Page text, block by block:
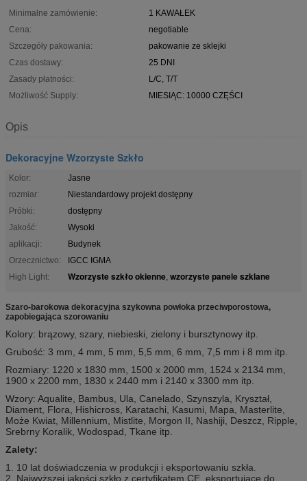
Minimalne zamówienie:
1 KAWAŁEK
Cena:
negotiable
Szczegóły pakowania:
pakowanie ze sklejki
Czas dostawy:
25 DNI
Zasady płatności:
L/C, T/T
Możliwość Supply:
MIESIĄC: 10000 CZĘŚCI
Opis
Dekoracyjne Wzorzyste Szkło
Kolor:
Jasne
rozmiar:
Niestandardowy projekt dostępny
Próbki:
dostępny
Jakość:
Wysoki
aplikacji:
Budynek
Orzecznictwo:
IGCC IGMA
High Light:
Wzorzyste szkło okienne, wzorzyste panele szklane
Szaro-barokowa dekoracyjna szykowna powłoka przeciwporostowa,
zapobiegająca szorowaniu
Kolory: brązowy, szary, niebieski, zielony i bursztynowy itp.
Grubość: 3 mm, 4 mm, 5 mm, 5,5 mm, 6 mm, 7,5 mm i 8 mm itp.
Rozmiary: 1220 x 1830 mm, 1500 x 2000 mm, 1524 x 2134 mm,
1900 x 2200 mm, 1830 x 2440 mm i 2140 x 3300 mm itp.
Wzory: Aqualite, Bambus, Ula, Canelado, Szynszyla, Kryształ,
Diament, Flora, Hishicross, Karatachi, Kasumi, Mapa, Masterlite,
Może Kwiat, Millennium, Mistlite, Morgon II, Nashiji, Deszcz, Ripple,
Srebrny Koralik, Wodospad, Tkane itp.
Zalety:
1. 10 lat doświadczenia w produkcji i eksportowaniu szkła.
2. Najwyższej jakości szkło z certyfikatem CE, eksportujące do